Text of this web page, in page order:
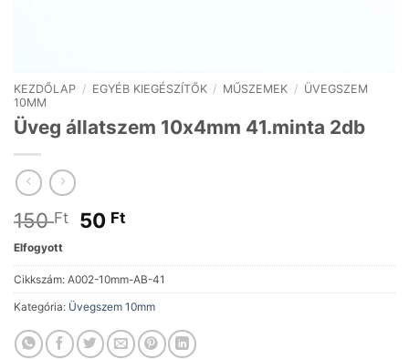
KEZDŐLAP / EGYÉB KIEGÉSZÍTŐK / MŰSZEMEK / ÜVEGSZEM
10MM
Üveg állatszem 10x4mm 41.minta 2db
150Ft
Original
was:
150 Ft.
50 FtCurrent
is:
50 Ft.
Elfogyott
Cikkszám: A002-10mm-AB-41
Kategória: Üvegszem 10mm